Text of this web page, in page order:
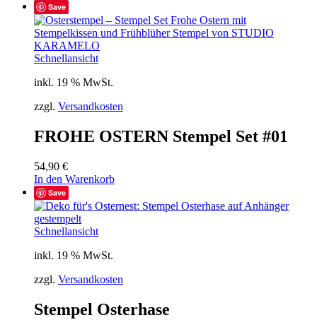
Save
Schnellansicht
inkl. 19 % MwSt.
zzgl. Versandkosten
FROHE OSTERN Stempel Set #01
54,90 €
In den Warenkorb
Save
Schnellansicht
inkl. 19 % MwSt.
zzgl. Versandkosten
Stempel Osterhase